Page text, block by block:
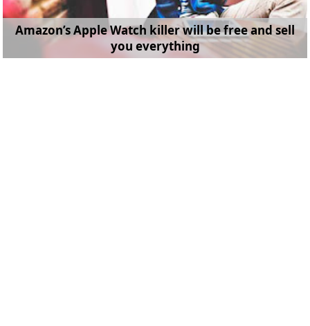
Amazon’s Apple Watch killer will be free and sell
you everything